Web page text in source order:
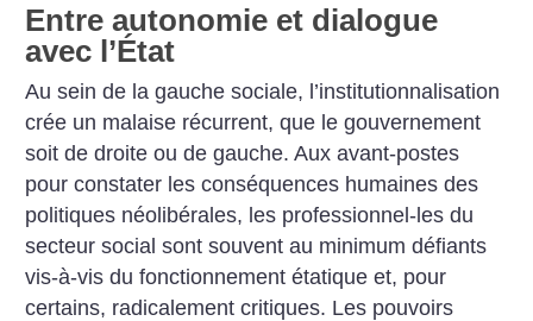
Entre autonomie et dialogue
avec l’État
Au sein de la gauche sociale, l’institutionnalisation
crée un malaise récurrent, que le gouvernement
soit de droite ou de gauche. Aux avant-postes
pour constater les conséquences humaines des
politiques néolibérales, les professionnel-les du
secteur social sont souvent au minimum défiants
vis-à-vis du fonctionnement étatique et, pour
certains, radicalement critiques. Les pouvoirs